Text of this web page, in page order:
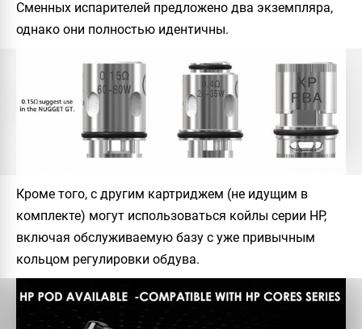
Сменных испарителей предложено два экземпляра,
однако они полностью идентичны.
Кроме того, с другим картриджем (не идущим в
комплекте) могут использоваться койлы серии HP,
включая обслуживаемую базу с уже привычным
кольцом регулировки обдува.